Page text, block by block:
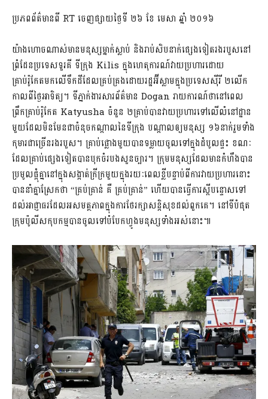
ប្រភពព័ត៌មានពី RT ចេញផ្សាយថ្ងៃទី ២៦ ខែ មេសា ឆ្នាំ ២០១៦
យ៉ាងហោចណាស់មានមនុស្សម្នាក់ស្លាប់ និងរាប់សិបនាក់ផ្សេងទៀតរងរបួសនៅ
ព្រំដែនប្រទេសទួរគី ទីក្រុង Kilis ក្នុងហេតុការណ៍វាយប្រហារដោយ
គ្រាប់រ៉ូកែតមកលេីទឹកដីដែលគ្រប់គ្រងដោយរដ្ឋអ៊ីស្លាមក្នុងប្រទេសស៊ីរី ២លើក
កាលពីថ្ងៃអាទិត្យ។ ទីភ្នាក់ងារសារព័ត៌មាន Dogan រាយការណ៍ថានៅពេល
ព្រឹកគ្រាប់រ៉ូកែត Katyusha ចំនួន ២គ្រាប់បានវាយប្រហារទៅលើលំនៅដ្ឋាន
មួយដែលមិនមែនជាចំនុចកណ្តាលនៃទីក្រុង បណ្តាលឲ្យមនុស្ស ១៦នាក់រួមទាំង
កុមារជាច្រើនរងរបួស។ គ្រាប់ផ្លោងមួយបានទម្លាយចូលទៅក្នុងដំបូលផ្ទះ ខណៈ
ដែលគ្រាប់ផ្សេងទៀតបានបុកចំរបងសួនច្បារ។ ក្រុមមនុស្សដែលមានកំហឹងបាន
ប្រមូលផ្តុំគ្នានៅក្នុងសង្កាត់ក្រីក្រមួយក្នុងរយៈពេលខ្លីបន្ទាប់ពីការវាយប្រហារនោះ
បាននាំគ្នាស្រែកថា “គ្រប់គ្រាន់ គឺ គ្រប់គ្រាន់” ហើយបានធ្វេីការស្តីបន្ទោសទៅ
ដល់អាជ្ញាធរដែលអសមត្ថភាពក្នុងការថែរក្សាសន្តិសុខដល់ពួកគេ។ នៅទីបំផុត
ក្រុមប៉ូលីសកុបកម្មបានចូលទៅបំបែកហ្វូងមនុស្សទាំងអស់នោះ៕